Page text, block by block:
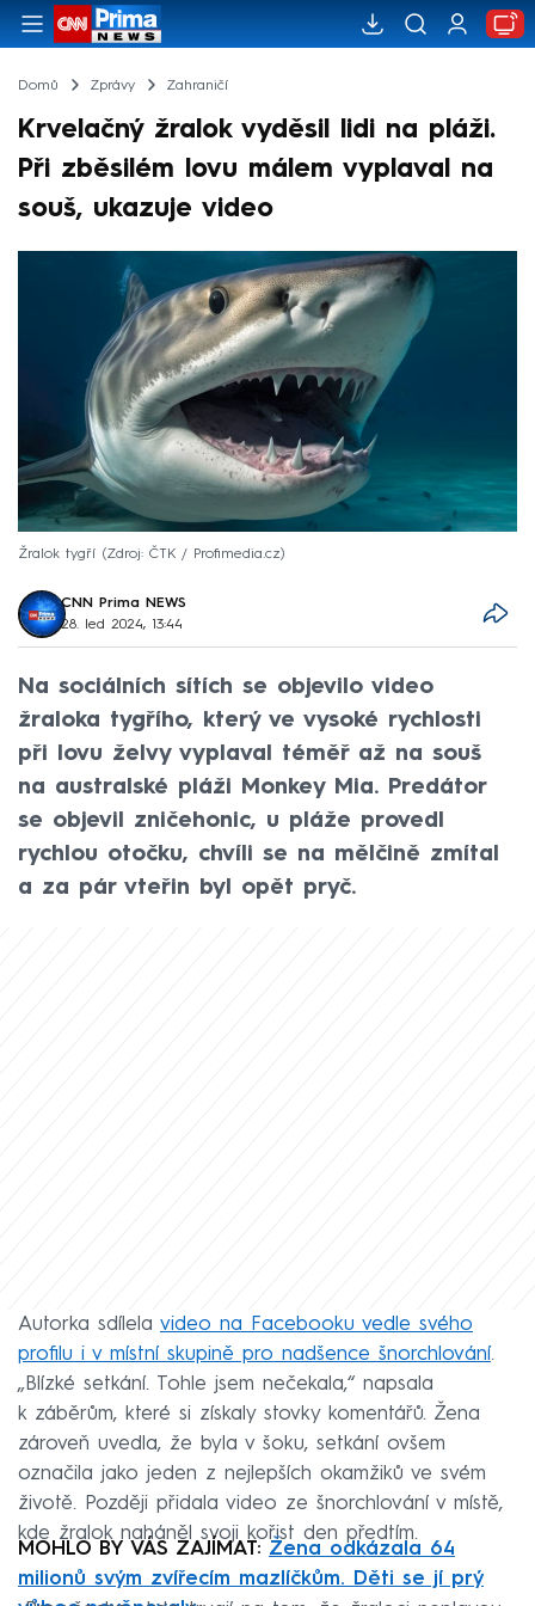
Domů Zprávy Zahraničí
Krvelačný žralok vyděsil lidi na pláži.
Při zběsilém lovu málem vyplaval na
souš, ukazuje video
Žralok tygří Zdroj: ČTK / Profimedia.cz
CNN Prima NEWS
28. led 2024, 13:44
Na sociálních sítích se objevilo video
žraloka tygřího, který ve vysoké rychlosti
při lovu želvy vyplaval téměř až na souš
na australské pláži Monkey Mia. Predátor
se objevil zničehonic, u pláže provedl
rychlou otočku, chvíli se na mělčině zmítal
a za pár vteřin byl opět pryč.
Autorka sdílela video na Facebooku vedle svého
profilu i v místní skupině pro nadšence šnorchlování.
„Blízké setkání. Tohle jsem nečekala,“ napsala
k záběrům, které si získaly stovky komentářů. Žena
zároveň uvedla, že byla v šoku, setkání ovšem
označila jako jeden z nejlepších okamžiků ve svém
životě. Později přidala video ze šnorchlování v místě,
kde žralok naháněl svoji kořist den předtím.
MOHLO BY VÁS ZAJÍMAT: Žena odkázala 64
milionů svým zvířecím mazlíčkům. Děti se jí prý